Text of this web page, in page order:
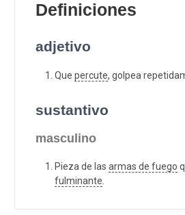
Definiciones
adjetivo
Que percute, golpea
sustantivo
masculino
Pieza de las armas de fuego
fulminante